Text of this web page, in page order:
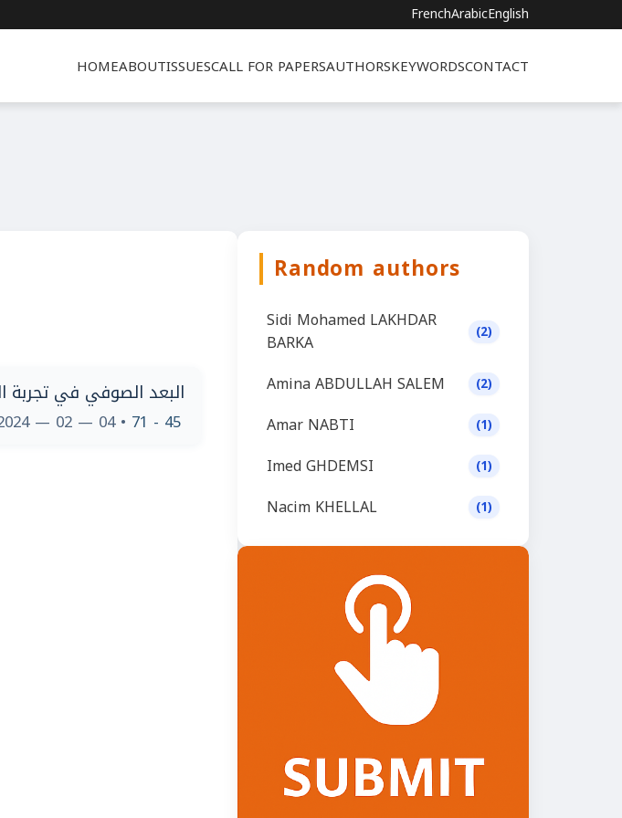
FrenchArabicEnglish
HOMEABOUTISSUESCALL FOR PAPERSAUTHORSKEYWORDSCONTACT
البعد الصوفي في تجربة
45 - 71
• 04 — 02 — 31/12/2024
Random authors
Sidi Mohamed LAKHDAR
BARKA
(2)
Amina ABDULLAH SALEM (2)
Amar NABTI (1)
Imed GHDEMSI (1)
Nacim KHELLAL (1)